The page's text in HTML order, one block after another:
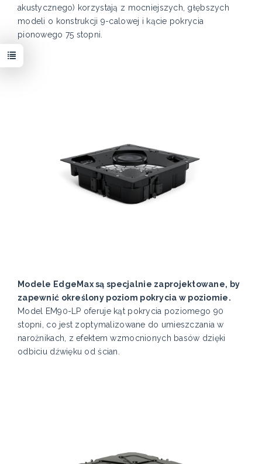
akustycznego) korzystają z mocniejszych, głębszych
modeli o konstrukcji 9-calowej i kącie pokrycia
pionowego 75 stopni.
Modele EdgeMax są specjalnie zaprojektowane, by
zapewnić określony poziom pokrycia w poziomie.
Model EM90-LP oferuje kąt pokrycia poziomego 90
stopni, co jest zoptymalizowane do umieszczania w
narożnikach, z efektem wzmocnionych basów dzięki
odbiciu dźwięku od ścian.